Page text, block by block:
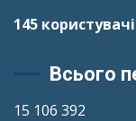
145
Всього
15 106 392